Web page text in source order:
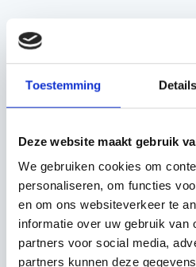
Toestemming Details
Deze website maakt gebruik
We gebruiken cookies om
personaliseren, om functies
en om ons websiteverkeer te
informatie over uw gebruik van
partners voor social media,
partners kunnen deze